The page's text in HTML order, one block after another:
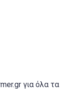
για όλα τα